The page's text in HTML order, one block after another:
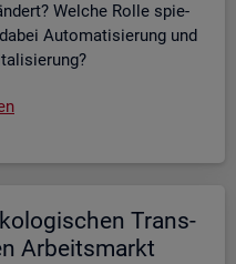
Wel­che Rolle spie­
Au­to­ma­ti­sie­rung und
Trans­
Ar­beits­markt